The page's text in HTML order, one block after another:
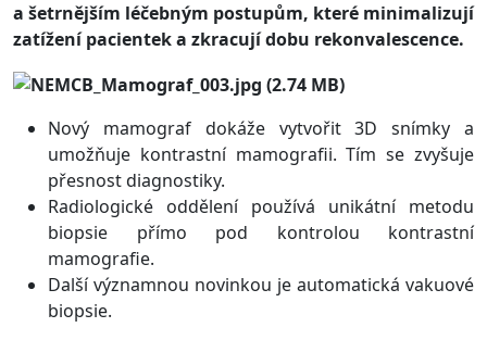
a šetrnějším léčebným postupům, které minimalizují
zatížení pacientek a zkracují dobu rekonvalescence.
Nový mamograf dokáže vytvořit 3D snímky a
umožňuje kontrastní mamografii. Tím se zvyšuje
přesnost diagnostiky.
Radiologické oddělení používá unikátní metodu
biopsie přímo pod kontrolou kontrastní
mamografie.
Další významnou novinkou je automatická vakuové
biopsie.